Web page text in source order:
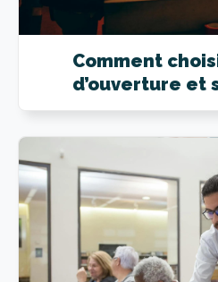
Comment
d’ouverture et